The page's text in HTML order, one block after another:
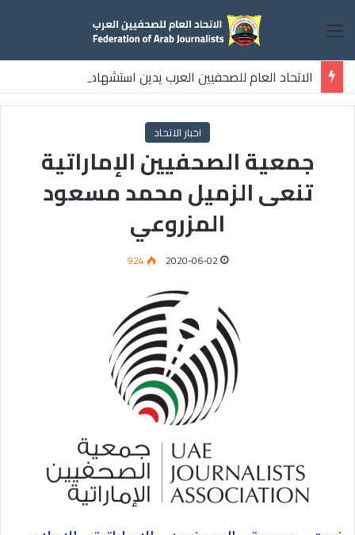
القائمة
الاتحاد العام للصحفيين العرب يدين استشهاد
ثلاثة صحفيين فلسطينيين باستهداف إسرائيلي وسط قطاع غزة
اخبار الاتحاد
جمعية الصحفيين الإماراتية
تنعى الزميل محمد مسعود
المزروعي
2020-06-02
924